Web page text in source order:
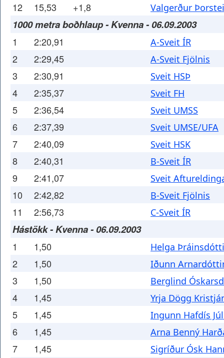
12 15,53 +1,8 Valgerður
1000 metra boðhlaup - Kvenna - 06.09.2003
1 2:20,91 A-Sveit ÍR
2 2:29,45 A-Sveit Fjölnis
3 2:30,91 Sveit HSÞ
4 2:35,37 Sveit FH
5 2:36,54 Sveit UMSS
6 2:37,39 Sveit UMSE/UFA
7 2:40,09 Sveit HSK
8 2:40,31 B-Sveit ÍR
9 2:41,07 Sveit
10 2:42,82 B-Sveit Fjölnis
11 2:56,73 C-Sveit ÍR
Hástökk - Kvenna - 06.09.2003
1 1,50 Helga
2 1,50 Iðunn
3 1,50 Berglind
4 1,45 Yrja Dögg
5 1,45 Ingunn Hafdís
6 1,45 Arna Benný
7 1,45 Sigríður Ósk